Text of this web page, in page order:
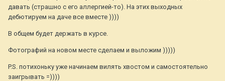
давать (страшно с его аллергией-то). На этих выходных
дебютируем на даче все вместе ))))
В общем будет держать в курсе.
Фотографий на новом месте сделаем и выложим )))))
P.S. потихоньку уже начинаем вилять хвостом и самостоятельно
заигрывать =))))